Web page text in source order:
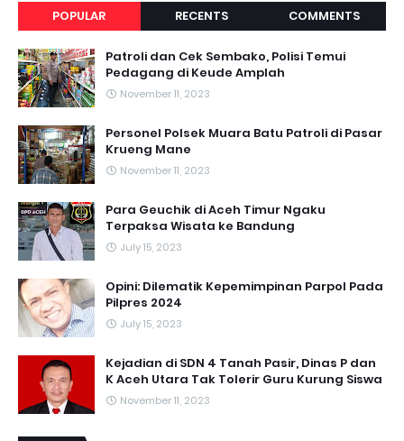
POPULAR RECENTS COMMENTS
Patroli dan Cek Sembako, Polisi Temui
Pedagang di Keude Amplah
November 11, 2023
Personel Polsek Muara Batu Patroli di Pasar
Krueng Mane
November 11, 2023
Para Geuchik di Aceh Timur Ngaku
Terpaksa Wisata ke Bandung
July 15, 2023
Opini: Dilematik Kepemimpinan Parpol Pada
Pilpres 2024
July 15, 2023
Kejadian di SDN 4 Tanah Pasir, Dinas P dan
K Aceh Utara Tak Tolerir Guru Kurung Siswa
November 11, 2023